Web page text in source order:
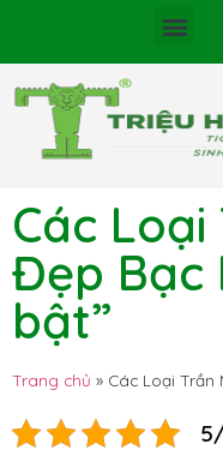
Các
Đẹp Bạc
bật”
Trang chủ » Các Loại Trần